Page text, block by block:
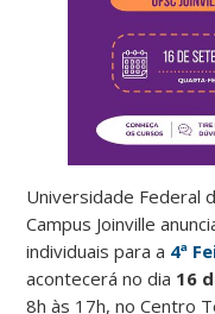
Universidade Federal
Campus Joinville
individuais para a 4ª
acontecerá no dia 16
8h às 17h, no Centro